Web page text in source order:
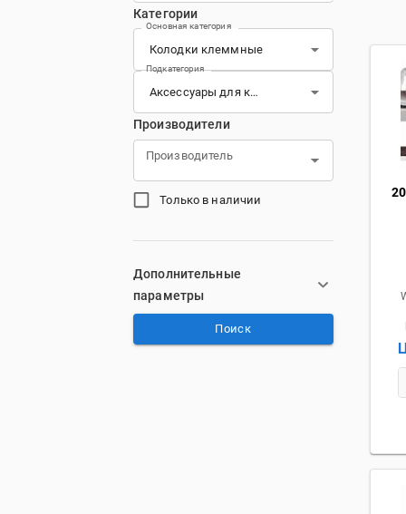
Категории
Основная категория
Подкатегория
Производители
Производитель
Только в наличии
Дополнительные
параметры
Поиск